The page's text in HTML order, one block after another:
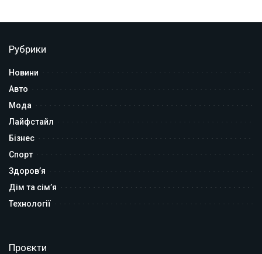
Рубрики
Новини
Авто
Мода
Лайфстайл
Бізнес
Спорт
Здоров’я
Дім та сім’я
Технології
Проєкти